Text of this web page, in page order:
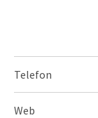
Telefon
Web